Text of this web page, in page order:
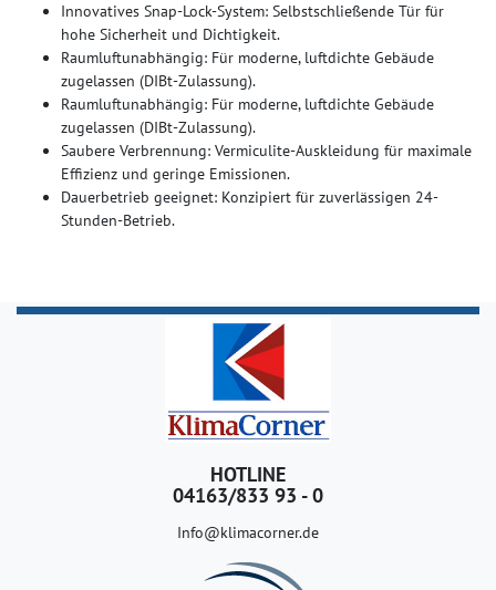
Innovatives Snap-Lock-System: Selbstschließende Tür für
hohe Sicherheit und Dichtigkeit.
Raumluftunabhängig: Für moderne, luftdichte Gebäude
zugelassen (DIBt-Zulassung).
Raumluftunabhängig: Für moderne, luftdichte Gebäude
zugelassen (DIBt-Zulassung).
Saubere Verbrennung: Vermiculite-Auskleidung für maximale
Effizienz und geringe Emissionen.
Dauerbetrieb geeignet: Konzipiert für zuverlässigen 24-
Stunden-Betrieb.
HOTLINE
04163/833 93 - 0
Info@klimacorner.de